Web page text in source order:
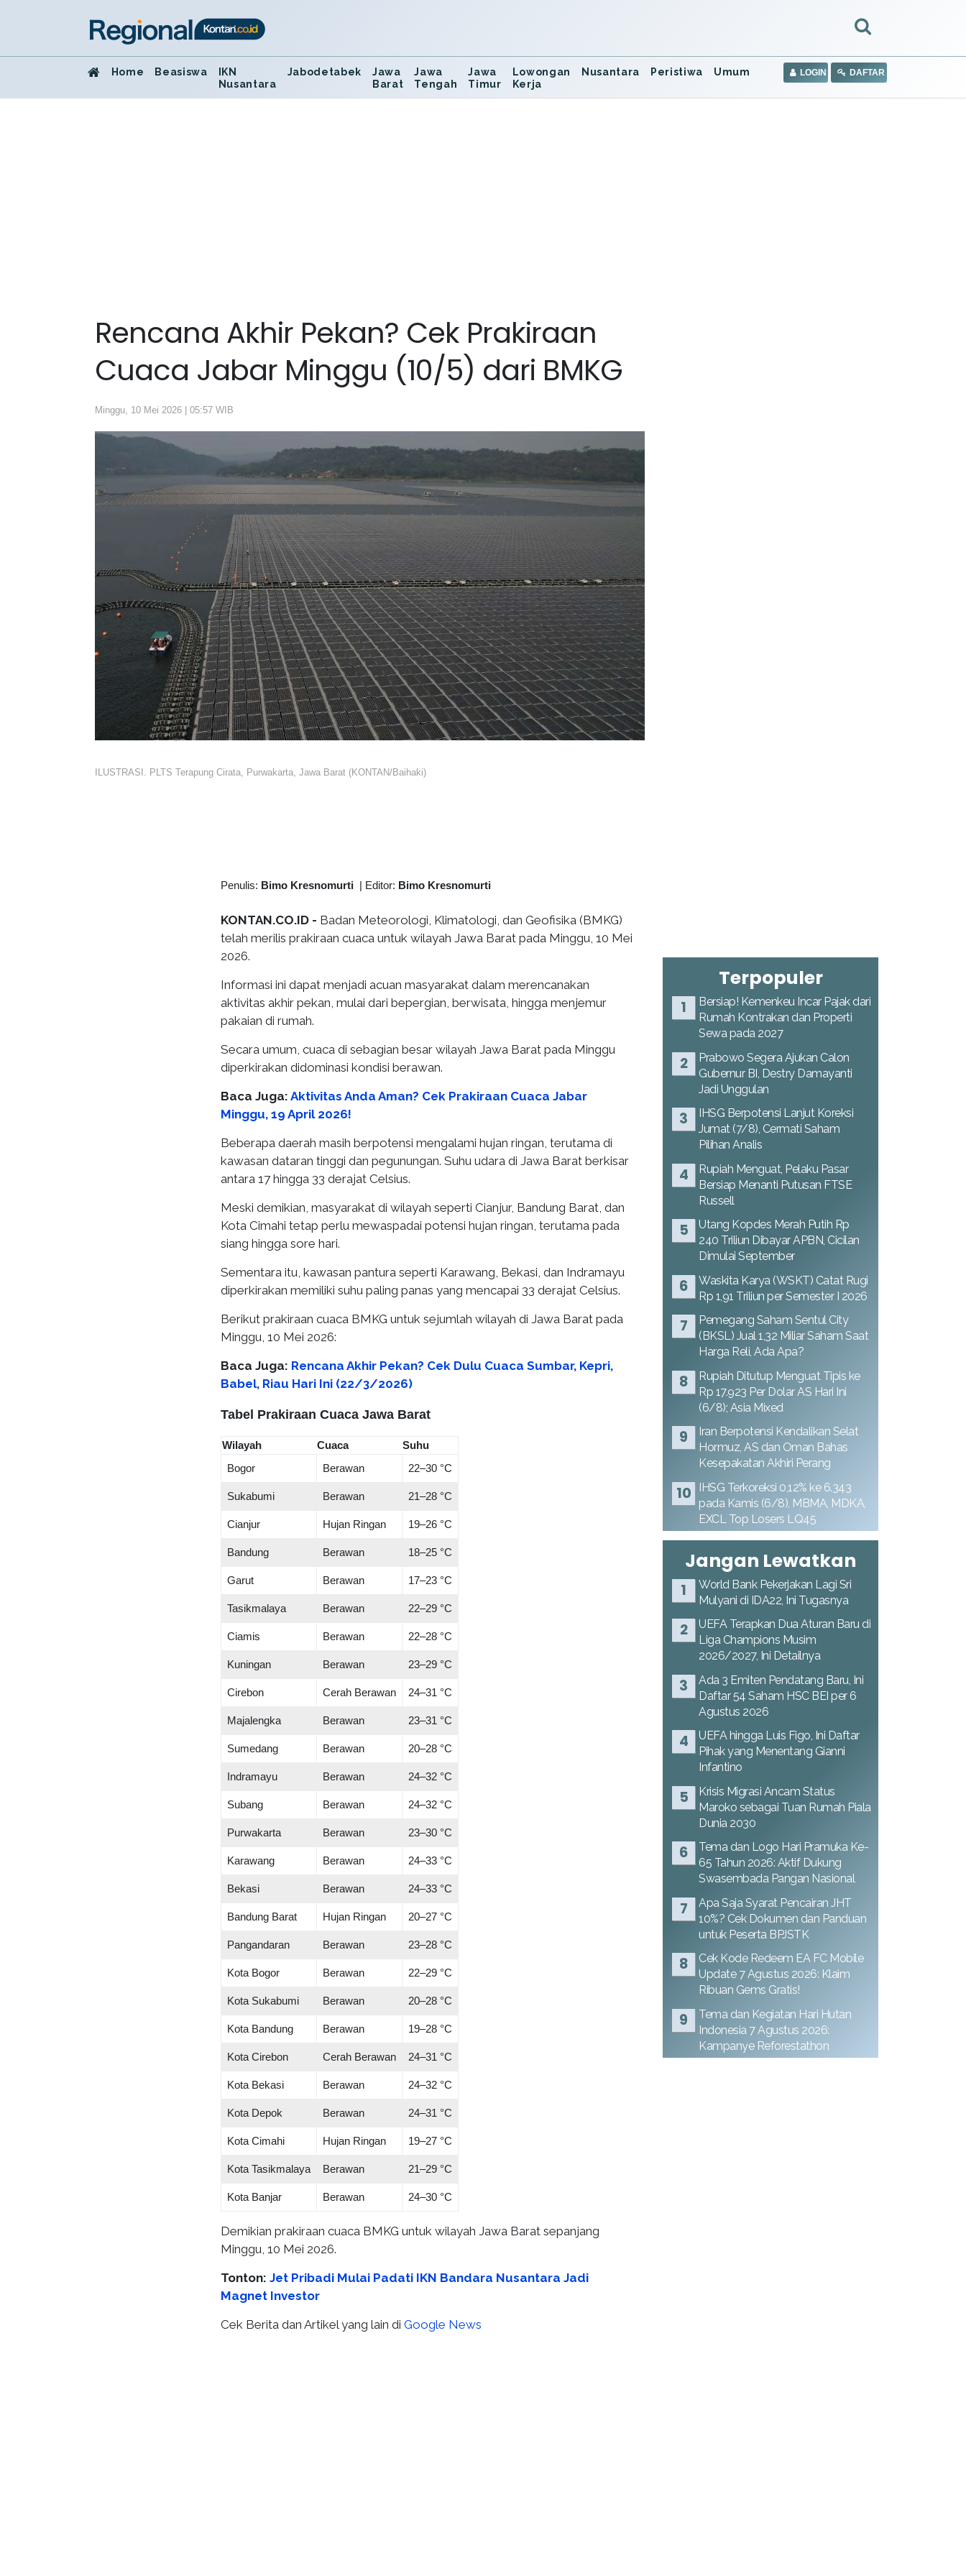
Home Beasiswa
IKN
Nusantara
Jabodetabek
Jawa
Barat
Jawa
Tengah
Jawa
Timur
Lowongan
Kerja
Nusantara Peristiwa Umum LOGIN DAFTAR
Rencana Akhir Pekan? Cek Prakiraan
Cuaca Jabar Minggu (10/5) dari BMKG
Minggu, 10 Mei 2026 | 05:57 WIB
ILUSTRASI. PLTS Terapung Cirata, Purwakarta, Jawa Barat (KONTAN/Baihaki)
Penulis: Bimo Kresnomurti | Editor: Bimo Kresnomurti
KONTAN.CO.ID - Badan Meteorologi, Klimatologi, dan Geofisika (BMKG)
telah merilis prakiraan cuaca untuk wilayah Jawa Barat pada Minggu, 10 Mei
2026.
Informasi ini dapat menjadi acuan masyarakat dalam merencanakan
aktivitas akhir pekan, mulai dari bepergian, berwisata, hingga menjemur
pakaian di rumah.
Secara umum, cuaca di sebagian besar wilayah Jawa Barat pada Minggu
diperkirakan didominasi kondisi berawan.
Baca Juga: Aktivitas Anda Aman? Cek Prakiraan Cuaca Jabar
Minggu, 19 April 2026!
Beberapa daerah masih berpotensi mengalami hujan ringan, terutama di
kawasan dataran tinggi dan pegunungan. Suhu udara di Jawa Barat berkisar
antara 17 hingga 33 derajat Celsius.
Meski demikian, masyarakat di wilayah seperti Cianjur, Bandung Barat, dan
Kota Cimahi tetap perlu mewaspadai potensi hujan ringan, terutama pada
siang hingga sore hari.
Sementara itu, kawasan pantura seperti Karawang, Bekasi, dan Indramayu
diperkirakan memiliki suhu paling panas yang mencapai 33 derajat Celsius.
Berikut prakiraan cuaca BMKG untuk sejumlah wilayah di Jawa Barat pada
Minggu, 10 Mei 2026:
Baca Juga: Rencana Akhir Pekan? Cek Dulu Cuaca Sumbar, Kepri,
Babel, Riau Hari Ini (22/3/2026)
Tabel Prakiraan Cuaca Jawa Barat
Wilayah Cuaca
Suhu
Bogor
Berawan 22–30 °C
Sukabumi Berawan 21–28 °C
Cianjur Hujan Ringan 19–26 °C
Bandung Berawan 18–25 °C
Garut Berawan 17–23 °C
Tasikmalaya Berawan 22–29 °C
Ciamis Berawan 22–28 °C
Kuningan Berawan 23–29 °C
Cirebon Cerah Berawan 24–31 °C
Majalengka Berawan 23–31 °C
Sumedang Berawan 20–28 °C
Indramayu Berawan 24–32 °C
Subang Berawan 24–32 °C
Purwakarta Berawan 23–30 °C
Karawang Berawan 24–33 °C
Bekasi Berawan 24–33 °C
Bandung Barat Hujan Ringan 20–27 °C
Pangandaran Berawan 23–28 °C
Kota Bogor Berawan 22–29 °C
Kota Sukabumi Berawan 20–28 °C
Kota Bandung Berawan 19–28 °C
Kota Cirebon Cerah Berawan 24–31 °C
Kota Bekasi Berawan 24–32 °C
Kota Depok Berawan 24–31 °C
Kota Cimahi Hujan Ringan 19–27 °C
Kota Tasikmalaya Berawan 21–29 °C
Kota Banjar Berawan 24–30 °C
Demikian prakiraan cuaca BMKG untuk wilayah Jawa Barat sepanjang
Minggu, 10 Mei 2026.
Tonton: Jet Pribadi Mulai Padati IKN Bandara Nusantara Jadi
Magnet Investor
Cek Berita dan Artikel yang lain di Google News
Terpopuler
Bersiap! Kemenkeu Incar Pajak dari
Rumah Kontrakan dan Properti
Sewa pada 2027
Prabowo Segera Ajukan Calon
Gubernur BI, Destry Damayanti
Jadi Unggulan
IHSG Berpotensi Lanjut Koreksi
Jumat (7/8), Cermati Saham
Pilihan Analis
Rupiah Menguat, Pelaku Pasar
Bersiap Menanti Putusan FTSE
Russell
Utang Kopdes Merah Putih Rp
240 Triliun Dibayar APBN, Cicilan
Dimulai September
Waskita Karya (WSKT) Catat Rugi
Rp 1,91 Triliun per Semester I 2026
Pemegang Saham Sentul City
(BKSL) Jual 1,32 Miliar Saham Saat
Harga Reli, Ada Apa?
Rupiah Ditutup Menguat Tipis ke
Rp 17.923 Per Dolar AS Hari Ini
(6/8); Asia Mixed
Iran Berpotensi Kendalikan Selat
Hormuz, AS dan Oman Bahas
Kesepakatan Akhiri Perang
IHSG Terkoreksi 0,12% ke 6.343
pada Kamis (6/8), MBMA, MDKA,
EXCL Top Losers LQ45
Jangan Lewatkan
World Bank Pekerjakan Lagi Sri
Mulyani di IDA22, Ini Tugasnya
UEFA Terapkan Dua Aturan Baru di
Liga Champions Musim
2026/2027, Ini Detailnya
Ada 3 Emiten Pendatang Baru, Ini
Daftar 54 Saham HSC BEI per 6
Agustus 2026
UEFA hingga Luis Figo, Ini Daftar
Pihak yang Menentang Gianni
Infantino
Krisis Migrasi Ancam Status
Maroko sebagai Tuan Rumah Piala
Dunia 2030
Tema dan Logo Hari Pramuka Ke-
65 Tahun 2026: Aktif Dukung
Swasembada Pangan Nasional
Apa Saja Syarat Pencairan JHT
10%? Cek Dokumen dan Panduan
untuk Peserta BPJSTK
Cek Kode Redeem EA FC Mobile
Update 7 Agustus 2026: Klaim
Ribuan Gems Gratis!
Tema dan Kegiatan Hari Hutan
Indonesia 7 Agustus 2026:
Kampanye Reforestathon